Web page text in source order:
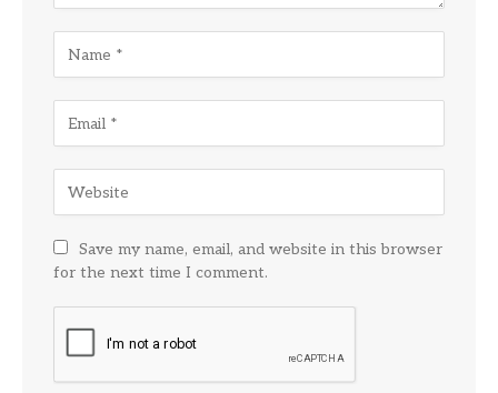
Save my name, email, and website in this browser
for the next time I comment.